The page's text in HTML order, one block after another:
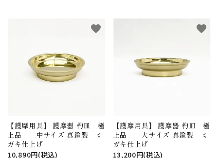
印金
アウトレット
特定商取引法について
【護摩用具】 護摩器 杓皿 極
上品 中サイズ 真鍮製 ミ
ガキ仕上げ
10,890円(税込)
favorite
【護摩用具】 護摩器 杓皿 極
上品 大サイズ 真鍮製 ミ
ガキ仕上げ
13,200円(税込)
favorite